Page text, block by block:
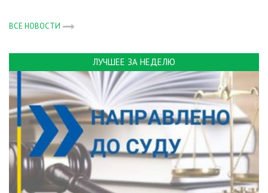
ВСЕ НОВОСТИ
ЛУЧШЕЕ ЗА НЕДЕЛЮ